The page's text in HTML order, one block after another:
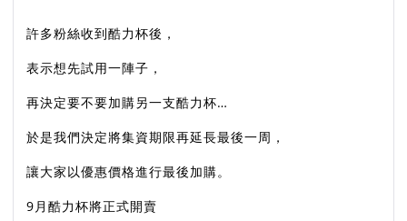
許多粉絲收到酷力杯後，
表示想先試用一陣子，
再決定要不要加購另一支酷力杯…
於是我們決定將集資期限再延長最後一周，
讓大家以優惠價格進行最後加購。
9月酷力杯將正式開賣